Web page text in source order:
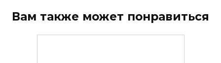
Вам также может понравиться